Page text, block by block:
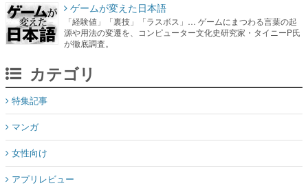
ゲームが変えた日本語
「経験値」「裏技」「ラスボス」… ゲームにまつわる言葉の起
源や用法の変遷を、コンピューター文化史研究家・タイニーP氏
が徹底調査。
カテゴリ
特集記事
マンガ
女性向け
アプリレビュー